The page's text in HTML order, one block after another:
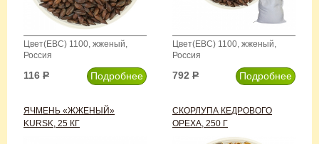
Цвет(EBC) 1100, жженый,
Россия
Подробнее
116 Р
Цвет(EBC) 1100, жженый,
Россия
Подробнее
792 Р
ЯЧМЕНЬ «ЖЖЕНЫЙ»
KURSK, 25 КГ
СКОРЛУПА КЕДРОВОГО
ОРЕХА, 250 Г